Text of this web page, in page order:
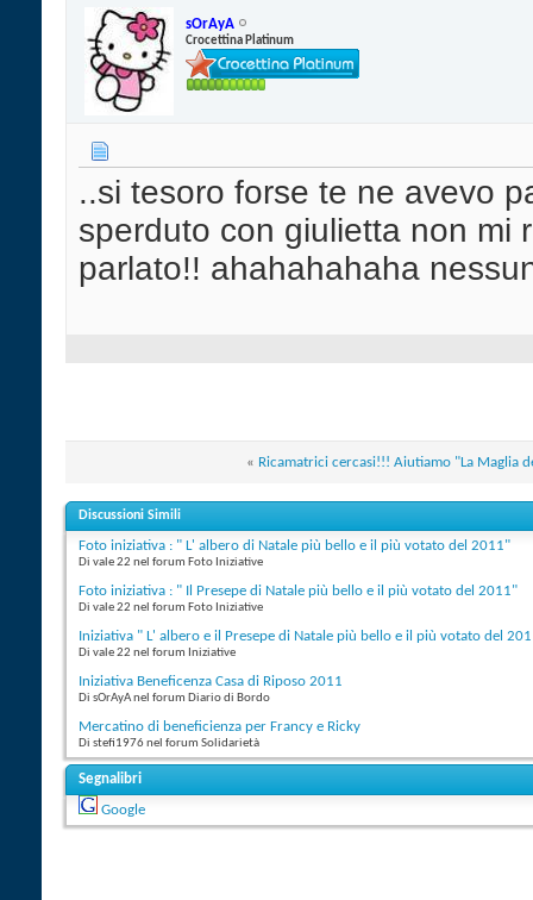
sOrAyA
Crocettina Platinum
..si tesoro forse te ne avevo
sperduto con giulietta non mi
parlato!! ahahahahaha
« Ricamatrici cercasi!!! Aiutiamo "La Maglia
Discussioni Simili
Foto iniziativa : " L' albero di Natale più bello e il più votato del 2011"
Di vale 22 nel forum Foto Iniziative
Foto iniziativa : " Il Presepe di Natale più bello e il più votato del 2011"
Di vale 22 nel forum Foto Iniziative
Iniziativa " L' albero e il Presepe di Natale più bello e il più votato del
Di vale 22 nel forum Iniziative
Iniziativa Beneficenza Casa di Riposo 2011
Di sOrAyA nel forum Diario di Bordo
Mercatino di beneficienza per Francy e Ricky
Di stefi1976 nel forum Solidarietà
Segnalibri
Google